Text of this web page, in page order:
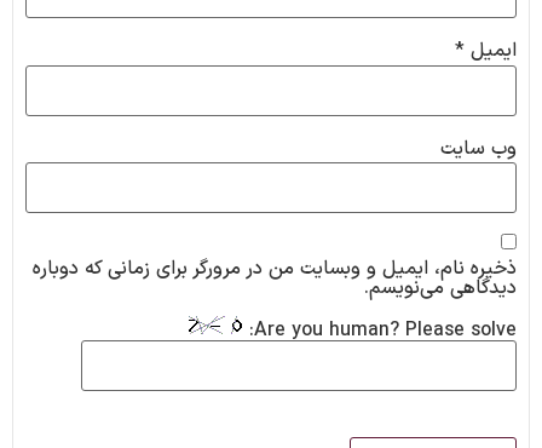
ایمیل *
وب‌ سایت
ذخیره نام، ایمیل و وبسایت من در مرورگر برای زمانی که دوباره
دیدگاهی می‌نویسم.
Are you human? Please solve: